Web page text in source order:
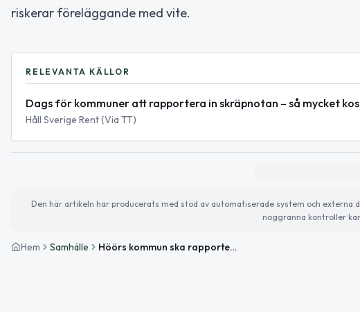
riskerar föreläggande med vite.
RELEVANTA KÄLLOR
Dags för kommuner att rapportera in skräpnotan – så mycket
Håll Sverige Rent (Via TT)
Den här artikeln har producerats med stöd av automatiserade system och
noggranna kontroller
Hem Samhälle Höörs kommun ska rapportera städkostnader för nedskräpning senast 31 mars